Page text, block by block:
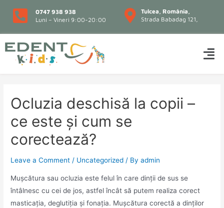
0747 938 938
Luni – Vineri 9:00-20:00
Tulcea, România,
Strada Babadag 121,
Ocluzia deschisă la copii –
ce este și cum se
corectează?
Leave a Comment / Uncategorized / Byadmin
Mușcătura sau ocluzia este felul în care dinții de sus se
întâlnesc cu cei de jos, astfel încât să putem realiza corect
masticația, deglutiția și fonația. Mușcătura corectă a dinților